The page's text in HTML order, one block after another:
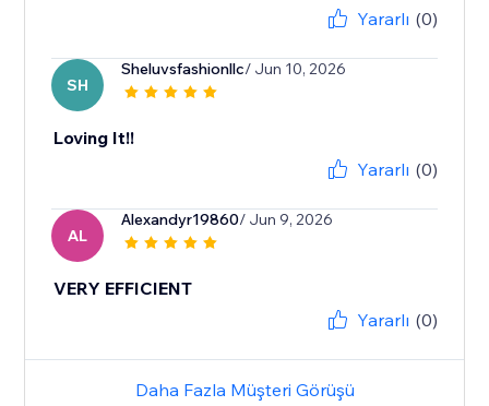
Yararlı (0)
SH
Sheluvsfashionllc/ Jun 10, 2026
Loving It!!
Yararlı (0)
AL
Alexandyr19860/ Jun 9, 2026
VERY EFFICIENT
Yararlı (0)
Daha Fazla Müşteri Görüşü